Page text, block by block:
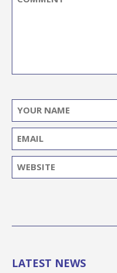
LATEST NEWS